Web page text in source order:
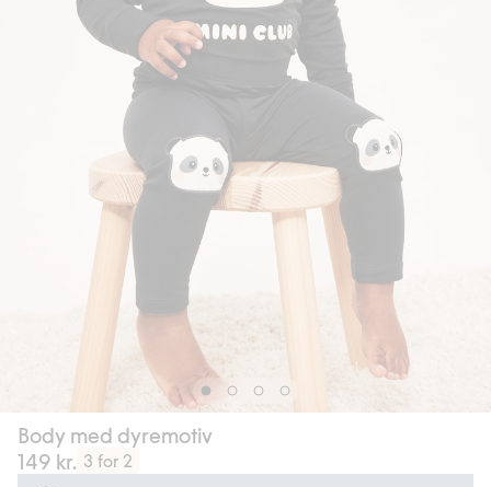
Body med dyremotiv
149 kr. 3 for 2